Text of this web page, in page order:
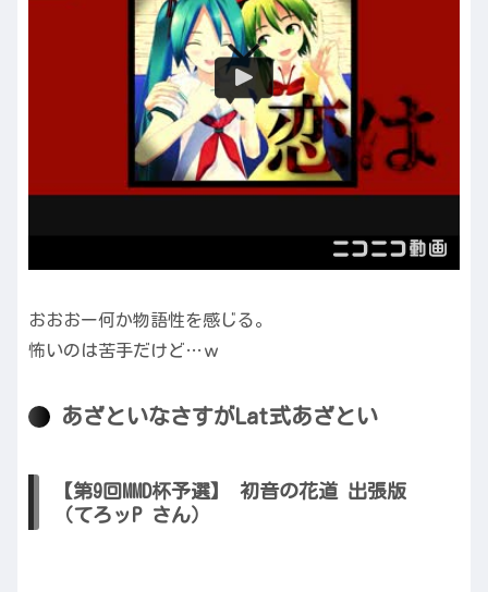
おおおー何か物語性を感じる。
怖いのは苦手だけど…ｗ
あざといなさすがLat式あざとい
【第9回MMD杯予選】 初音の花道 出張版
（てろッP さん）